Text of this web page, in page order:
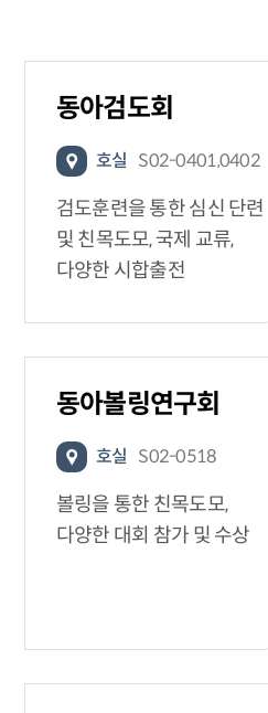
동아검도회
호실 S02-0401,0402
검도훈련을 통한 심신 단련
및 친목도모, 국제 교류,
다양한 시합출전
동아볼링연구회
호실 S02-0518
볼링을 통한 친목도모,
다양한 대회 참가 및 수상